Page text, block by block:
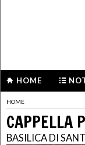
HOME
HOME
CAPPELLA
BASILICA DI